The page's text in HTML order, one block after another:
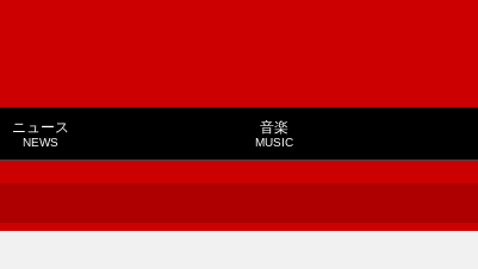
ニュース
NEWS
音楽
MUSIC